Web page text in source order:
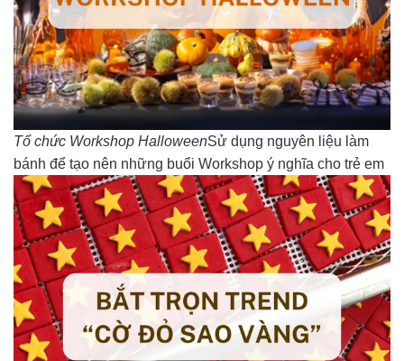
Tổ chức Workshop HalloweenSử dụng nguyên liệu làm
bánh để tạo nên những buổi Workshop ý nghĩa cho trẻ em